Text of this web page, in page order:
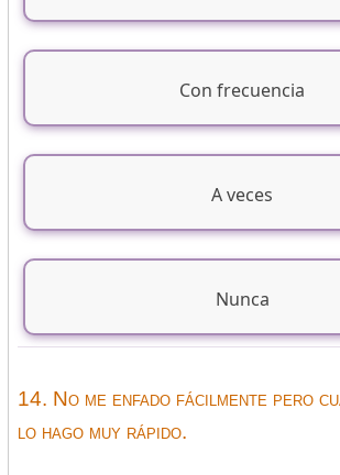
Con frecuencia
A veces
Nunca
14. No me enfado fácilmente pero
lo hago muy rápido.